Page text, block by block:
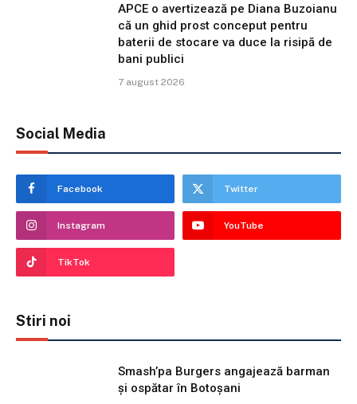
APCE o avertizează pe Diana Buzoianu
că un ghid prost conceput pentru
baterii de stocare va duce la risipă de
bani publici
7 august 2026
Social Media
Facebook Twitter
Instagram YouTube
TikTok
Stiri noi
Smash’pa Burgers angajează barman
și ospătar în Botoșani